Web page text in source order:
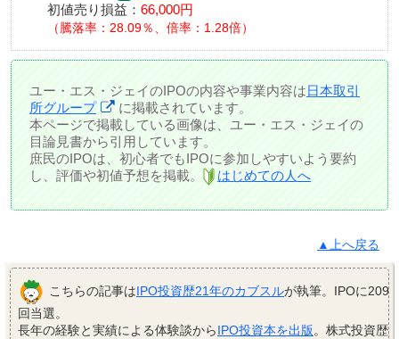
初値売り損益： 66,000円
騰落率：28.09％、倍率：1.28倍
ユー・エス・ジェイのIPOの内容や事業内容は日本取引
所グループ
に掲載されています。
本ページで掲載している画像は、ユー・エス・ジェイの
目論見書から引用しています。
庶民のIPOは、初心者でもIPOに参加しやすいよう要約
し、評価や初値予想を掲載。
はじめての人へ
▲上へ戻る
こちらの記事はIPO投資歴21年のカブスルが執筆。IPOに209
回当選。
長年の経験と実績による体験談からIPO投資本を出版。株式投資歴